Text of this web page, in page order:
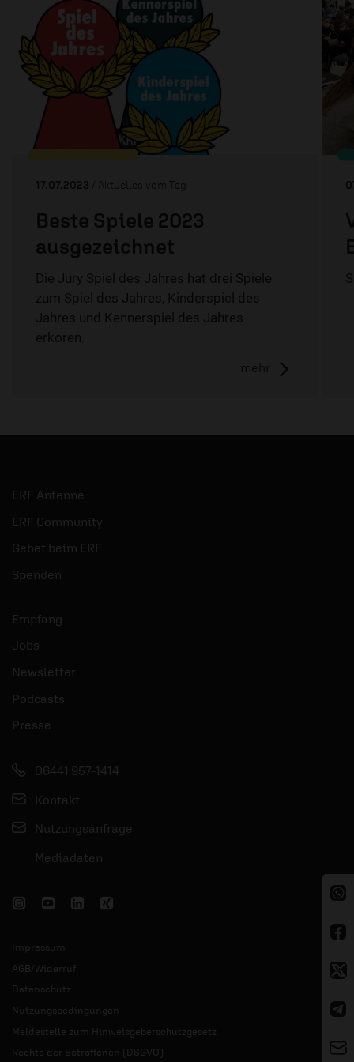
17.07.2023 / Aktuelles vom Tag
Beste Spiele 2023
ausgezeichnet
Die Jury Spiel des Jahres hat drei Spiele
zum Spiel des Jahres, Kinderspiel des
Jahres und Kennerspiel des Jahres
erkoren.
mehr
ERF Antenne
ERF Community
Gebet beim ERF
Spenden
Empfang
Jobs
Newsletter
Podcasts
Presse
06441 957-1414
Kontakt
Nutzungsanfrage
Mediadaten
Impressum
AGB/Widerruf
Datenschutz
Nutzungsbedingungen
Meldestelle zum Hinweisgeberschutzgesetz
Rechte der Betroffenen (DSGVO)